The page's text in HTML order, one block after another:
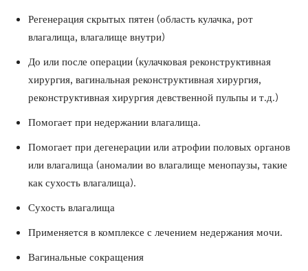
Регенерация скрытых пятен (область кулачка, рот
влагалища, влагалище внутри)
До или после операции (кулачковая реконструктивная
хирургия, вагинальная реконструктивная хирургия,
реконструктивная хирургия девственной пульпы и т.д.)
Помогает при недержании влагалища.
Помогает при дегенерации или атрофии половых органов
или влагалища (аномалии во влагалище менопаузы, такие
как сухость влагалища).
Сухость влагалища
Применяется в комплексе с лечением недержания мочи.
Вагинальные сокращения